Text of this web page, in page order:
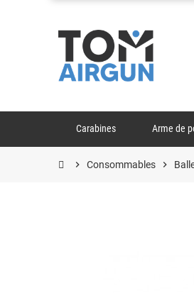
Carabines Arme de
chevron_right Consommables chevron_right